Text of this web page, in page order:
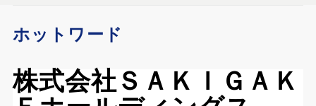
ホットワード
株式会社ＳＡＫＩＧＡＫ